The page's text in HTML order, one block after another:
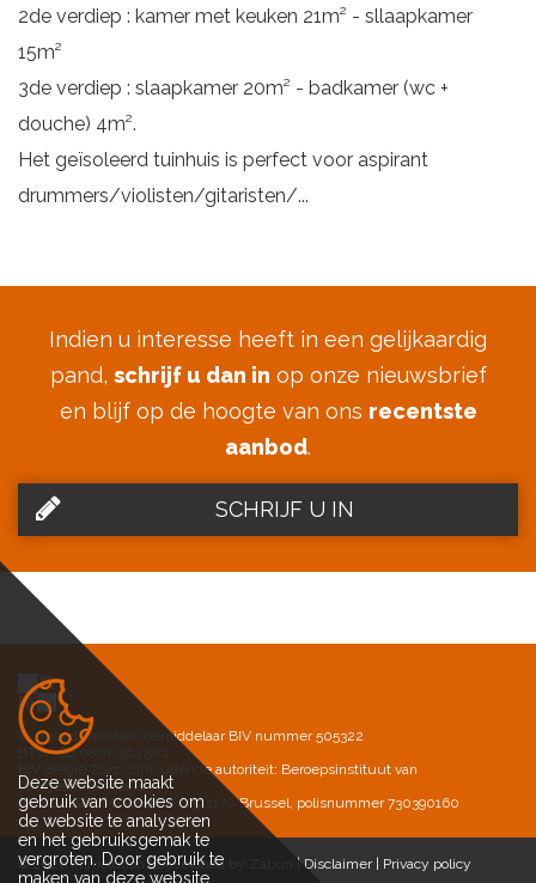
2de verdiep : kamer met keuken 21m² - sllaapkamer
15m²
3de verdiep : slaapkamer 20m² - badkamer (wc +
douche) 4m².
Het geïsoleerd tuinhuis is perfect voor aspirant
drummers/violisten/gitaristen/...
Indien u interesse heeft in een gelijkaardig
pand, schrijf u dan in op onze nieuwsbrief
en blijf op de hoogte van ons recentste
aanbod.
SCHRIJF U IN
Vastgoedmakelaar-bemiddelaar BIV nummer 505322
BTW-BE 0806.564.502
BIV België Toezichthoudende autoriteit: Beroepsinstituut van
Vastgoedmakelaars
AXA BELGIUM, Vorstlaan 25, 1170 Brussel, polisnummer 730390160
© 2026 Immolution |Developed by Zabun | Disclaimer| Privacy policy
Deze website maakt
gebruik van cookies om
de website te analyseren
en het gebruiksgemak te
vergroten. Door gebruik te
maken van deze website